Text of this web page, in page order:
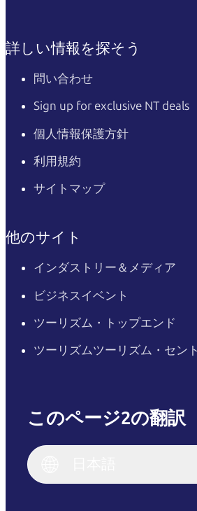
詳しい情報を探そう
問い合わせ
Sign up for exclusive NT deals
個人情報保護方針
利用規約
サイトマップ
他のサイト
インダストリー＆メディア
ビジネスイベント
ツーリズム・トップエンド
ツーリズムツーリズム・セン
このページ2の翻訳
English (US)